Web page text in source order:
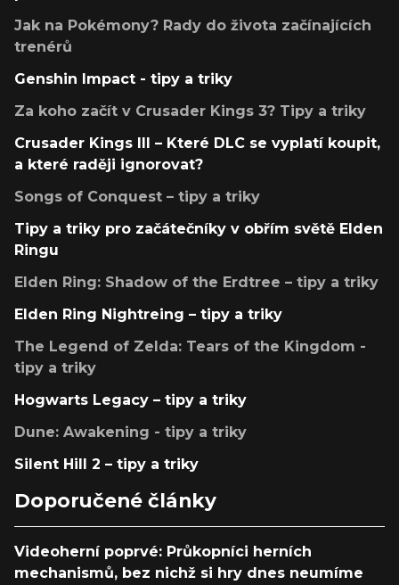
Jak na Pokémony? Rady do života začínajících
trenérů
Genshin Impact - tipy a triky
Za koho začít v Crusader Kings 3? Tipy a triky
Crusader Kings III – Které DLC se vyplatí koupit,
a které raději ignorovat?
Songs of Conquest – tipy a triky
Tipy a triky pro začátečníky v obřím světě Elden
Ringu
Elden Ring: Shadow of the Erdtree – tipy a triky
Elden Ring Nightreing – tipy a triky
The Legend of Zelda: Tears of the Kingdom -
tipy a triky
Hogwarts Legacy – tipy a triky
Dune: Awakening - tipy a triky
Silent Hill 2 – tipy a triky
Doporučené články
Videoherní poprvé: Průkopníci herních
mechanismů, bez nichž si hry dnes neumíme